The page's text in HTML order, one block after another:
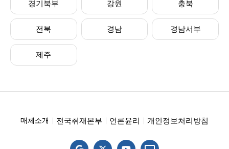
경기북부 강원 충북
전북 경남 경남서부
제주
매체소개 전국취재본부 언론윤리 개인정보처리방침